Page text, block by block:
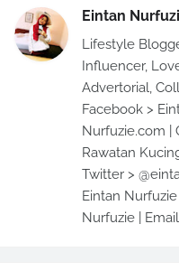
Eintan
Lifestyle
Influencer,
Advertorial,
Facebook >
Nurfuzie.com |
Rawatan
Twitter >
Eintan
Nurfuzie |